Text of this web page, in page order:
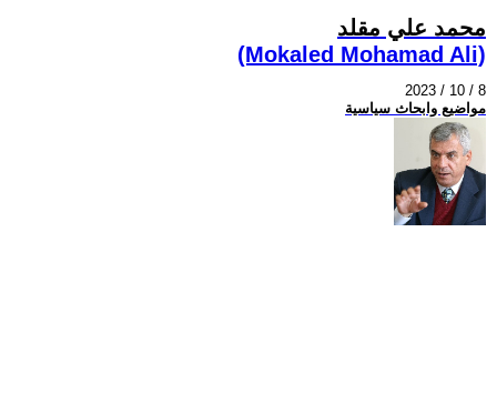
محمد علي مقلد
(Mokaled Mohamad Ali)
2023 / 10 / 8
مواضيع وابحاث سياسية